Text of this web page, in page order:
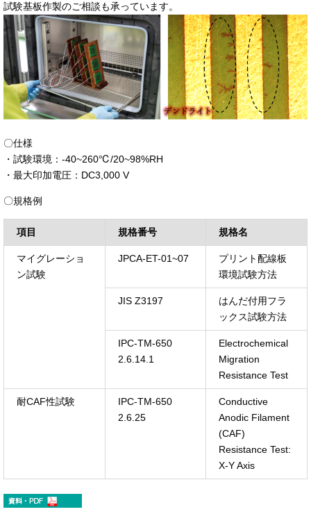
試験基板作製のご相談も承っています。
〇仕様
・試験環境：-40~260℃/20~98%RH
・最大印加電圧：DC3,000 V
〇規格例
項目 規格番号 規格名
マイグレーショ
ン試験
JPCA-ET-01~07
プリント配線板
環境試験方法
JIS Z3197
はんだ付用フラ
ックス試験方法
IPC-TM-650
2.6.14.1
Electrochemical
Migration
Resistance Test
耐CAF性試験
IPC-TM-650
2.6.25
Conductive
Anodic Filament
(CAF)
Resistance Test:
X-Y Axis